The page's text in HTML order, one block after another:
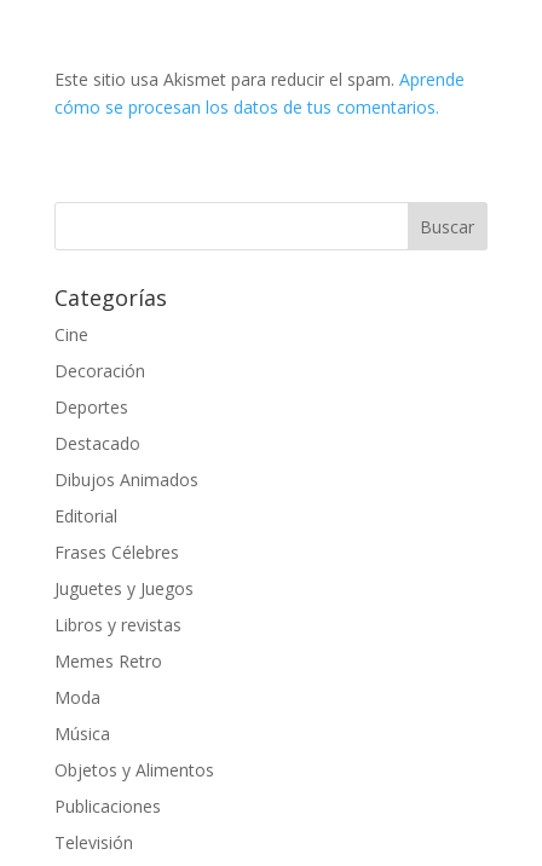
Este sitio usa Akismet para reducir el spam. Aprende
cómo se procesan los datos de tus comentarios.
Categorías
Cine
Decoración
Deportes
Destacado
Dibujos Animados
Editorial
Frases Célebres
Juguetes y Juegos
Libros y revistas
Memes Retro
Moda
Música
Objetos y Alimentos
Publicaciones
Televisión